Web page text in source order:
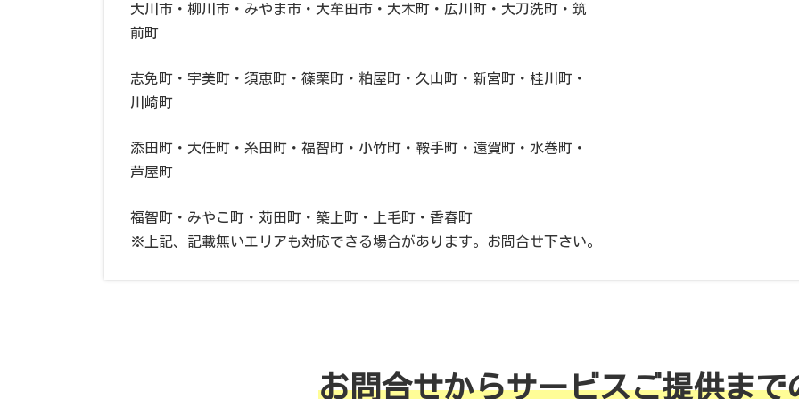
大川市・柳川市・みやま市・大牟田市・大木町・広川町・大刀洗町・筑
前町
志免町・宇美町・須恵町・篠栗町・粕屋町・久山町・新宮町・桂川町・
川崎町
添田町・大任町・糸田町・福智町・小竹町・鞍手町・遠賀町・水巻町・
芦屋町
福智町・みやこ町・苅田町・築上町・上毛町・香春町
※上記、記載無いエリアも対応できる場合があります。お問合せ下さい。
お問合せからサービスご提供まで